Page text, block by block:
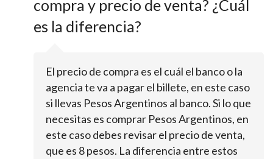
compra y precio de venta? ¿Cuál
es la diferencia?
El precio de compra es el cuál el banco o la
agencia te va a pagar el billete, en este caso
si llevas Pesos Argentinos al banco. Si lo que
necesitas es comprar Pesos Argentinos, en
este caso debes revisar el precio de venta,
que es 8 pesos. La diferencia entre estos